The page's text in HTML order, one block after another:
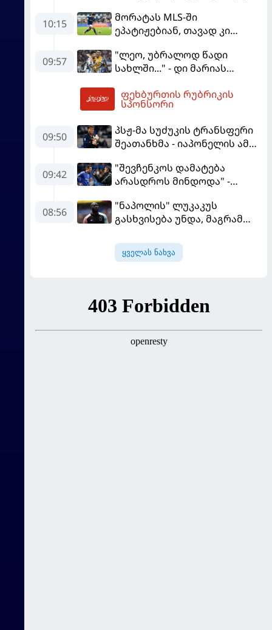
სოლიდური თანხის მიღებას
გეგმავს
10:15
მორატას MLS-ში
ეპატიჟებიან, თავად კი
გადაწყვეტილებას ელის
09:57
"ლეო, უბრალოდ წადი
სახლში..." - დი მარიას
ფეხბურთის რუბრიკის
სპონსორი
09:50
პსჟ-მა სუძუკის ტრანსფერი
შეათანხმა - იაპონელის ამ
შევალიეს
გადაწყვეტილებაზე გადის
09:42
"შევჩენკოს დამატება
არასდროს მინდოდა" -
ტრანსფერი გაიხსენა
08:56
"ნაპოლის" ლუკაკუს
გასხვისება უნდა, მაგრამ
უთანხმდება
ყველას ნახვა